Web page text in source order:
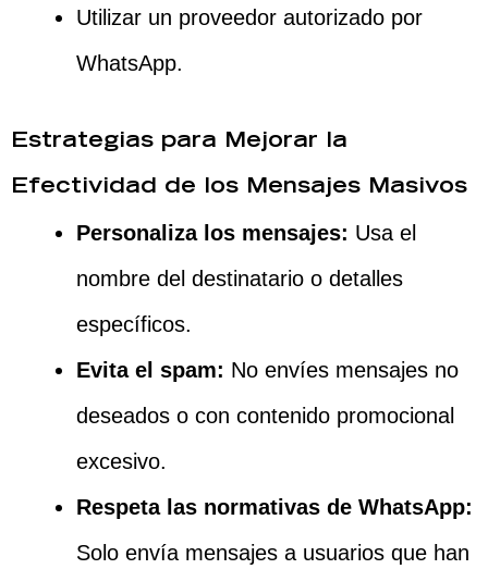
Utilizar un proveedor autorizado por
WhatsApp.
Estrategias para Mejorar la
Efectividad de los Mensajes Masivos
Personaliza los mensajes: Usa el
nombre del destinatario o detalles
específicos.
Evita el spam: No envíes mensajes no
deseados o con contenido promocional
excesivo.
Respeta las normativas de WhatsApp:
Solo envía mensajes a usuarios que han